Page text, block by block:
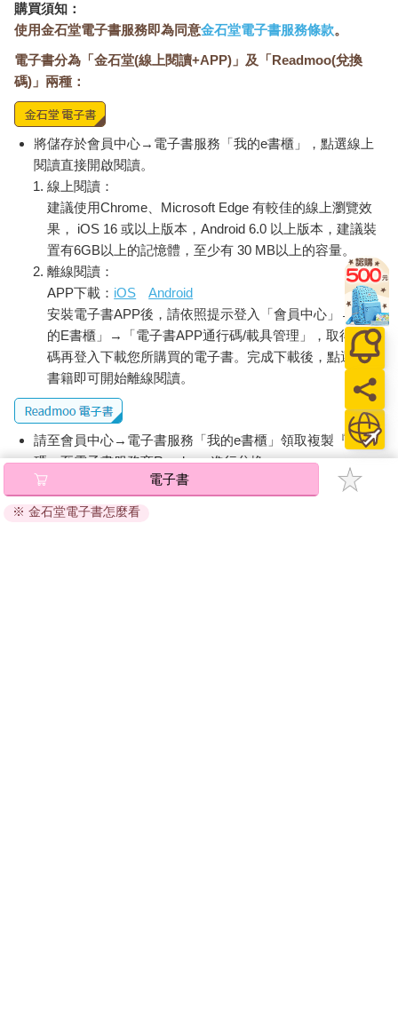
購買須知：
使用金石堂電子書服務即為同意金石堂電子書服務條款。
電子書分為「金石堂(線上閱讀+APP)」及「Readmoo(兌換
碼)」兩種：
將儲存於會員中心→電子書服務「我的e書櫃」，點選線上
閱讀直接開啟閱讀。
線上閱讀：
建議使用Chrome、Microsoft Edge 有較佳的線上瀏覽效
果， iOS 16 或以上版本，Android 6.0 以上版本，建議裝
置有6GB以上的記憶體，至少有 30 MB以上的容量。
離線閱讀：
APP下載： iOS
Android
安裝電子書APP後，請依照提示登入「會員中心」→「我
的E書櫃」→「電子書APP通行碼/載具管理」，取得通行
碼再登入下載您所購買的電子書。完成下載後，點選任一
書籍即可開始離線閱讀。
請至會員中心→電子書服務「我的e書櫃」領取複製『兌換
碼』至電子書服務商Readmoo進行兌換。
退換貨須知：
因版權保護，您在金石堂所購買的電子書僅能以金石堂專屬
電子書
※ 金石堂電子書怎麼看